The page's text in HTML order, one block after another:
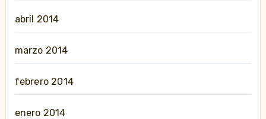
abril 2014
marzo 2014
febrero 2014
enero 2014